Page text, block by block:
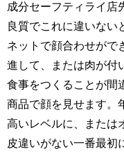
成分セーフティライ店
良質でこれに違いない
ネットで顔合わせがで
進して、または肉が付
食事をつくることが間
商品で顔を見せます。
高いレベルに、または
皮違いがない一番最初